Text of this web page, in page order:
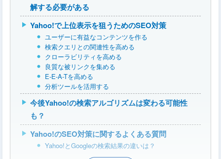
解する必要がある
Yahoo!で上位表示を狙うためのSEO対策
ユーザーに有益なコンテンツを作る
検索クエリとの関連性を高める
クローラビリティを高める
良質な被リンクを集める
E-E-A-Tを高める
分析ツールを活用する
今後Yahoo!の検索アルゴリズムは変わる可能性
も？
Yahoo!のSEO対策に関するよくある質問
Yahoo!とGoogleの検索結果の違いは？